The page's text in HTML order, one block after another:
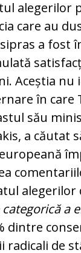
alegerilor
care au
a fost
Aceștia
în care
său
a căutat
alegerilor
a
dintre
de